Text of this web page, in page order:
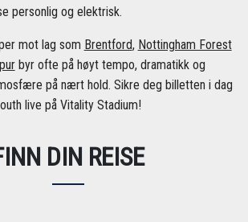
personlig og elektrisk.
mot lag som Brentford, Nottingham Forest
byr ofte på høyt tempo, dramatikk og
på nært hold. Sikre deg billetten i dag
live på Vitality Stadium!